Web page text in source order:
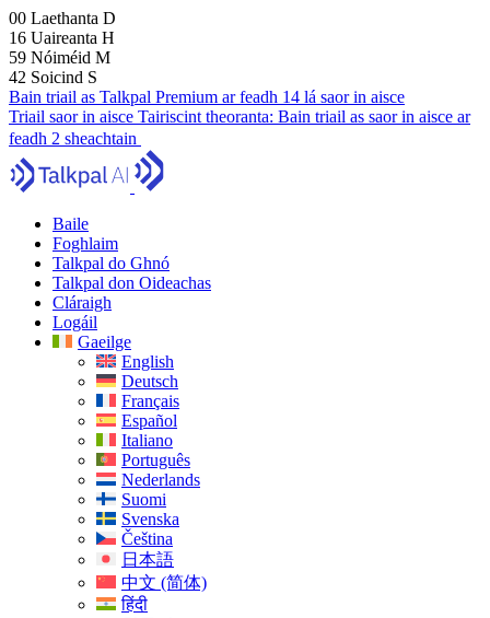
00 Laethanta D
16 Uaireanta H
59 Nóiméid M
41 Soicind S
Bain triail as Talkpal Premium ar feadh 14 lá saor in aisce
Triail saor in aisce Tairiscint theoranta: Bain triail as saor in aisce ar
feadh 2 sheachtain
Baile
Foghlaim
Talkpal do Ghnó
Talkpal don Oideachas
Cláraigh
Logáil
Gaeilge
English
Deutsch
Français
Español
Italiano
Português
Nederlands
Suomi
Svenska
Čeština
日本語
中文 (简体)
हिंदी